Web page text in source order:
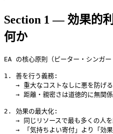
Section 1 — 効果的
何か
EA の核心原則（ピーター・シンガ
1. 善を行う義務:
→ 重大なコストなしに悪を防げ
→ 距離・親密さは道徳的に無関
2. 効果の最大化:
→ 同じリソースで最も多くの人
→ 「気持ちよい寄付」より「効果